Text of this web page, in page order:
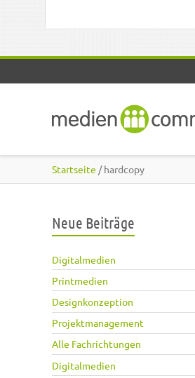
Startseite / hardcopy
Neue Beiträge
Digitalmedien
Printmedien
Designkonzeption
Projektmanagement
Alle Fachrichtungen
Digitalmedien